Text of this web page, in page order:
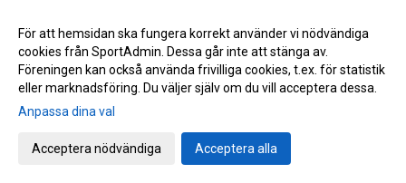
Ny hemsida 2018-06-10 09:41
Nu är Superkidz igång! 2018-06-09 15:22
Packlista inför SuperKidz 2018-06-07 05:55
Ingen träning onsdagen den 6/6
Beställa judodräkt
För att hemsidan ska fungera korrekt använder vi nödvändiga
cookies från SportAdmin. Dessa går inte att stänga av.
Föreningen kan också använda frivilliga cookies, t.ex. för statistik
eller marknadsföring. Du väljer själv om du vill acceptera dessa.
Anpassa dina val
Acceptera nödvändiga Acceptera alla